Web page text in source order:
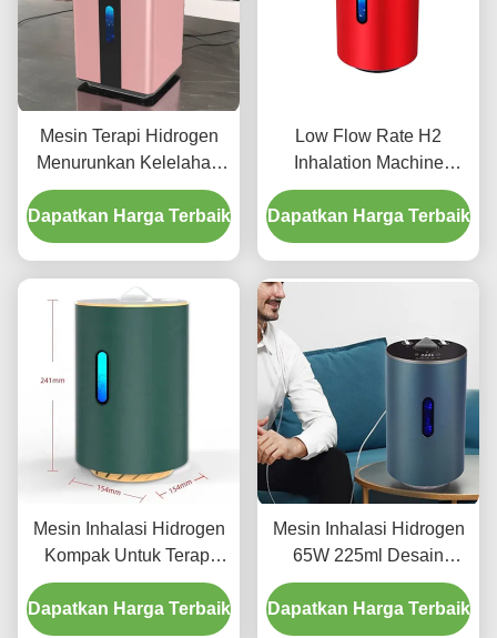
Mesin Terapi Hidrogen
Menurunkan Kelelahan
Meningkatkan Kualitas
Tidur 150ml/Min
Dapatkan Harga Terbaik
Low Flow Rate H2
Inhalation Machine
Portable Hydrogen Gas
Inhaler Non Noise
Dapatkan Harga Terbaik
Mesin Inhalasi Hidrogen
Kompak Untuk Terapi
Efektif Mudah Operasi
Dapatkan Harga Terbaik
Mesin Inhalasi Hidrogen
65W 225ml Desain
kompak Mudah Dibawa
Dapatkan Harga Terbaik